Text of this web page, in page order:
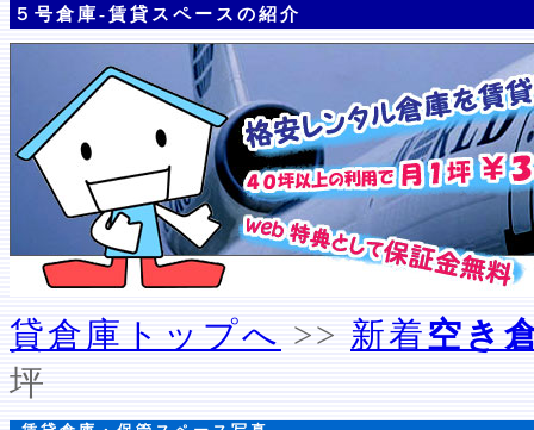
５号倉庫-賃貸スペースの紹介
貸倉庫トップへ >> 新着空き
坪